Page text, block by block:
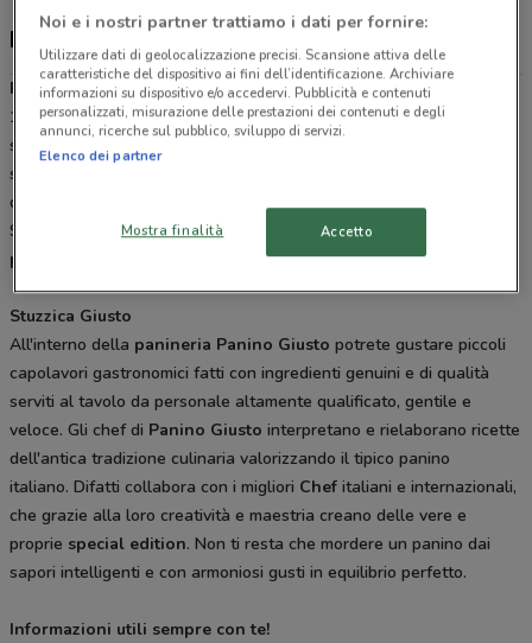
Panino Giusto, offerte e negozi
Panino Giustoè una sofisticatapanineriache nasce a MIlano nel
1979. Esprime tutta la sua eccellenza in un mix di prodotto e
servizio di qualità a
prezzi competitivi
sue radici nella qualità dei prodotti utilizzati per farcire con
deliziosa passione tutti i loro panini. Nulla è lasciato al caso!
Sfoglia il
volantinoonline su DoveConviene.it e scegli la
promozione
che più soddisfa le tue esigenze culinarie.
Stuzzica Giusto
All'interno della panineria Panino Giusto potrete gustare piccoli
capolavori gastronomici fatti con ingredienti genuini e di qualità
serviti al tavolo da personale altamente qualificato, gentile e
veloce. Gli chef di Panino Giusto interpretano e rielaborano ricette
dell'antica tradizione culinaria valorizzando il tipico panino
italiano. Difatti collabora con i migliori Chef italiani e internazionali,
che grazie alla loro creatività e maestria creano delle vere e
proprie special edition. Non ti resta che mordere un panino dai
sapori intelligenti e con armoniosi gusti in equilibrio perfetto.
Informazioni utili sempre con te!
Noi e i nostri partner trattiamo i dati per fornire:
Utilizzare dati di geolocalizzazione precisi. Scansione attiva delle
caratteristiche del dispositivo ai fini dell’identificazione. Archiviare
informazioni su dispositivo e/o accedervi. Pubblicità e contenuti
personalizzati, misurazione delle prestazioni dei contenuti e degli
annunci, ricerche sul pubblico, sviluppo di servizi.
Elenco dei partner
Mostra finalità Accetto